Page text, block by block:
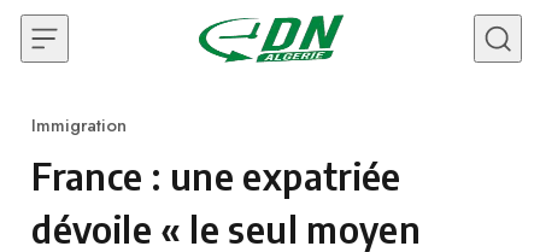
Skip to content
Category
Immigration
France : une expatriée
dévoile « le seul moyen